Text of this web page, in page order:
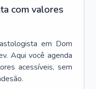
com valores
em Dom
Aqui você agenda
acessíveis, sem